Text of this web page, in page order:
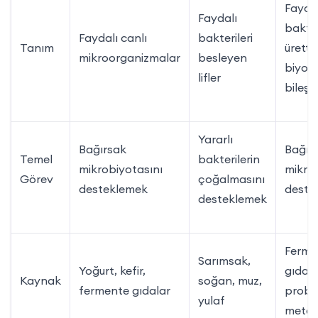
Tanım
Faydalı canlı
mikroorganizmalar
Faydalı
bakterileri
besleyen
lifler
Temel
Görev
Bağırsak
mikrobiyotasını
desteklemek
Yararlı
bakterilerin
çoğalmasını
desteklemek
Kaynak
Yoğurt, kefir,
fermente gıdalar
Sarımsak,
soğan, muz,
yulaf